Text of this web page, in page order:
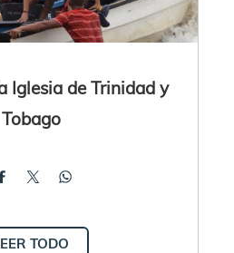
Iglesia de Trinidad y
Tobago
TODO